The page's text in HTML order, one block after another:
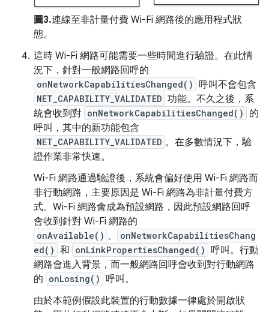
圖3.連線至非計量付費 Wi-Fi 網路後的應用程式狀
態。
這時 Wi-Fi 網路可能需要一些時間進行驗證。在此情
況下，針對一般網路回呼的
onNetworkCapabilitiesChanged() 呼叫不會包含
NET_CAPABILITY_VALIDATED 功能。不久之後，系
統會收到對 onNetworkCapabilitiesChanged()
的
呼叫，其中的新功能包含
NET_CAPABILITY_VALIDATED 。在多數情況下，驗
證作業非常快速。
Wi-Fi 網路通過驗證後，系統會偏好使用 Wi-Fi 網路而
非行動網路，主要原因是 Wi-Fi 網路為非計量付費方
式。Wi-Fi 網路會成為預設網路，因此預設網路回呼
會收到針對 Wi-Fi 網路的
onAvailable() 、
onNetworkCapabilitiesChang
ed() 和 onLinkPropertiesChanged() 呼叫。行動
網路會進入背景，而一般網路回呼會收到對行動網路
的 onLosing() 呼叫。
由於本範例假設此裝置的行動數據一律處於開啟狀